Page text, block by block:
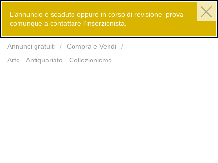
Annunci gratuiti
Compra e Vendi
Arte - Antiquariato - Collezionismo
L’annuncio è scaduto oppure in corso di revisione, prova
comunque a contattare l’inserzionista.